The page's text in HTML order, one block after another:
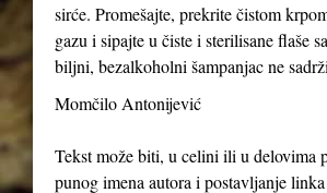
sirće. Promešajte, prekrite čistom
gazu i sipajte u čiste i sterilisane flaše
biljni, bezalkoholni šampanjac ne
Momčilo Antonijević
Tekst može biti, u celini ili u delovima
punog imena autora i postavljanje